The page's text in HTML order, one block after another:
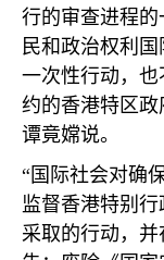
行的审查进程
民和政治权利
一次性行动，
约的香港特区
谭竟嫦说。
“国际社会对确
监督香港特别
采取的行动，并